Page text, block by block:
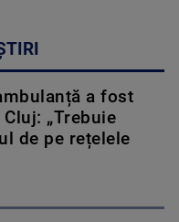
a fost
„Trebuie
de pe rețelele